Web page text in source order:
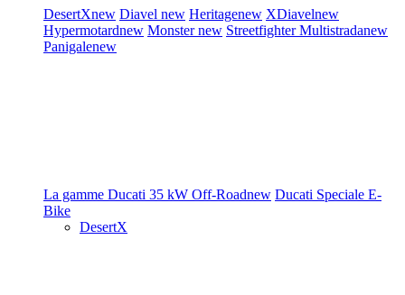
DesertXnew Diavel new Heritagenew XDiavelnew
Hypermotardnew Monsternew StreetfighterMultistradanew
Panigalenew
La gamme Ducati 35 kW Off-Roadnew Ducati Speciale E-
Bike
DesertX